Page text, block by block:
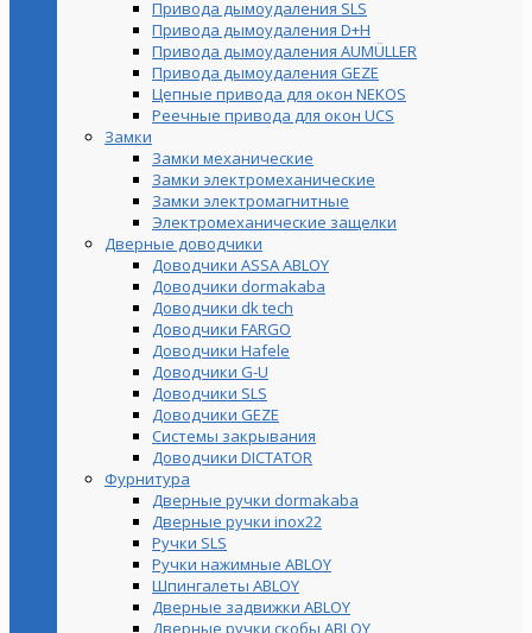
Привода дымоудаления SLS
Привода дымоудаления D+H
Привода дымоудаления AUMÜLLER
Привода дымоудаления GEZE
Цепные привода для окон NEKOS
Реечные привода для окон UСS
Замки
Замки механические
Замки электромеханические
Замки электромагнитные
Электромеханические защелки
Дверные доводчики
Доводчики ASSA ABLOY
Доводчики dormakaba
Доводчики dk tech
Доводчики FARGO
Доводчики Hafele
Доводчики G-U
Доводчики SLS
Доводчики GEZE
Cистемы закрывания
Доводчики DICTATOR
Фурнитура
Дверные ручки dormakaba
Дверные ручки inox22
Ручки SLS
Ручки нажимные ABLOY
Шпингалеты ABLOY
Дверные задвижки ABLOY
Дверные ручки скобы ABLOY